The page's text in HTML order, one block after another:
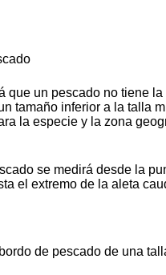
que un pescado no tiene la
tamaño inferior a la talla
la especie y la zona
se medirá desde la
el extremo de la aleta
de pescado de una